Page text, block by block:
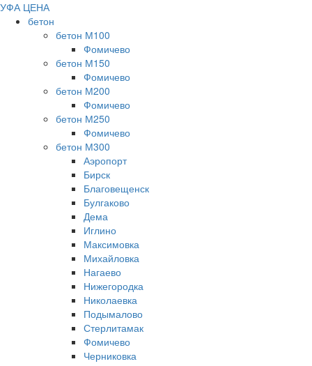
УФА ЦЕНА
бетон
бетон М100
Фомичево
бетон М150
Фомичево
бетон М200
Фомичево
бетон М250
Фомичево
бетон М300
Аэропорт
Бирск
Благовещенск
Булгаково
Дема
Иглино
Максимовка
Михайловка
Нагаево
Нижегородка
Николаевка
Подымалово
Стерлитамак
Фомичево
Черниковка